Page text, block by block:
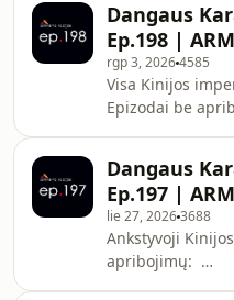
Dangaus
Ep.198 |
rgp 3, 20264585
Visa Kinijos
Epizodai be
https://
===== 00:00:00
vienybė 00:27:56
00:53:01
karalystė
Padėkite
Dangaus
Ep.197 |
lie 27, 20263688
Ankstyvoji
apribojimų: